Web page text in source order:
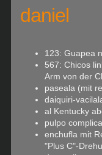
daniel
123: Guapea
567: Chicos
Arm von der
paseala (mit
daiquiri-
al Kentucky
pulpo
enchufla mit
"Plus C"-